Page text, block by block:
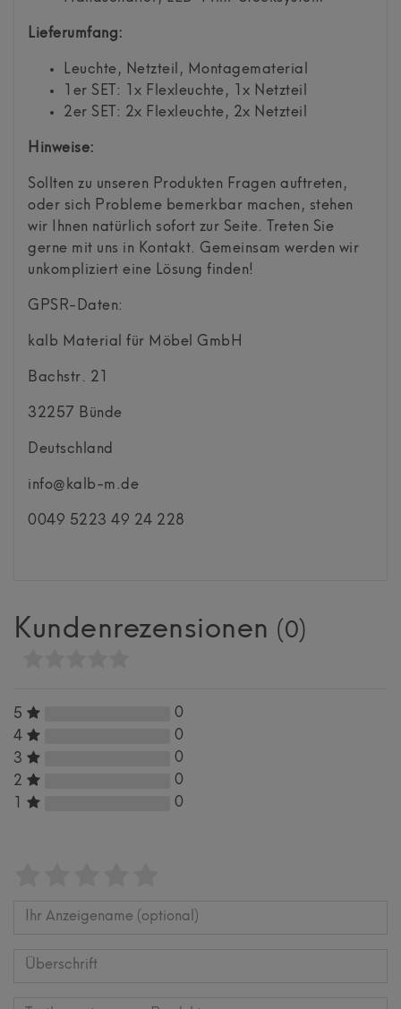
Lieferumfang:
Leuchte, Netzteil, Montagematerial
1er SET: 1x Flexleuchte, 1x Netzteil
2er SET: 2x Flexleuchte, 2x Netzteil
Hinweise:
Sollten zu unseren Produkten Fragen auftreten,
oder sich Probleme bemerkbar machen, stehen
wir Ihnen natürlich sofort zur Seite. Treten Sie
gerne mit uns in Kontakt. Gemeinsam werden wir
unkompliziert eine Lösung finden!
GPSR-Daten:
kalb Material für Möbel GmbH
Bachstr. 21
32257 Bünde
Deutschland
info@kalb-m.de
0049 5223 49 24 228
Kundenrezensionen (0)
5
0
4
0
3
0
2
0
1
0
von
von
von
von
von
Anzeigename